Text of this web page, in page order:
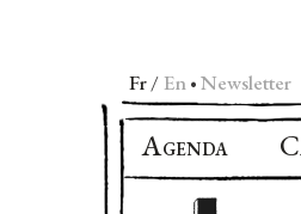
Fr En•Newsletter
AGENDA C